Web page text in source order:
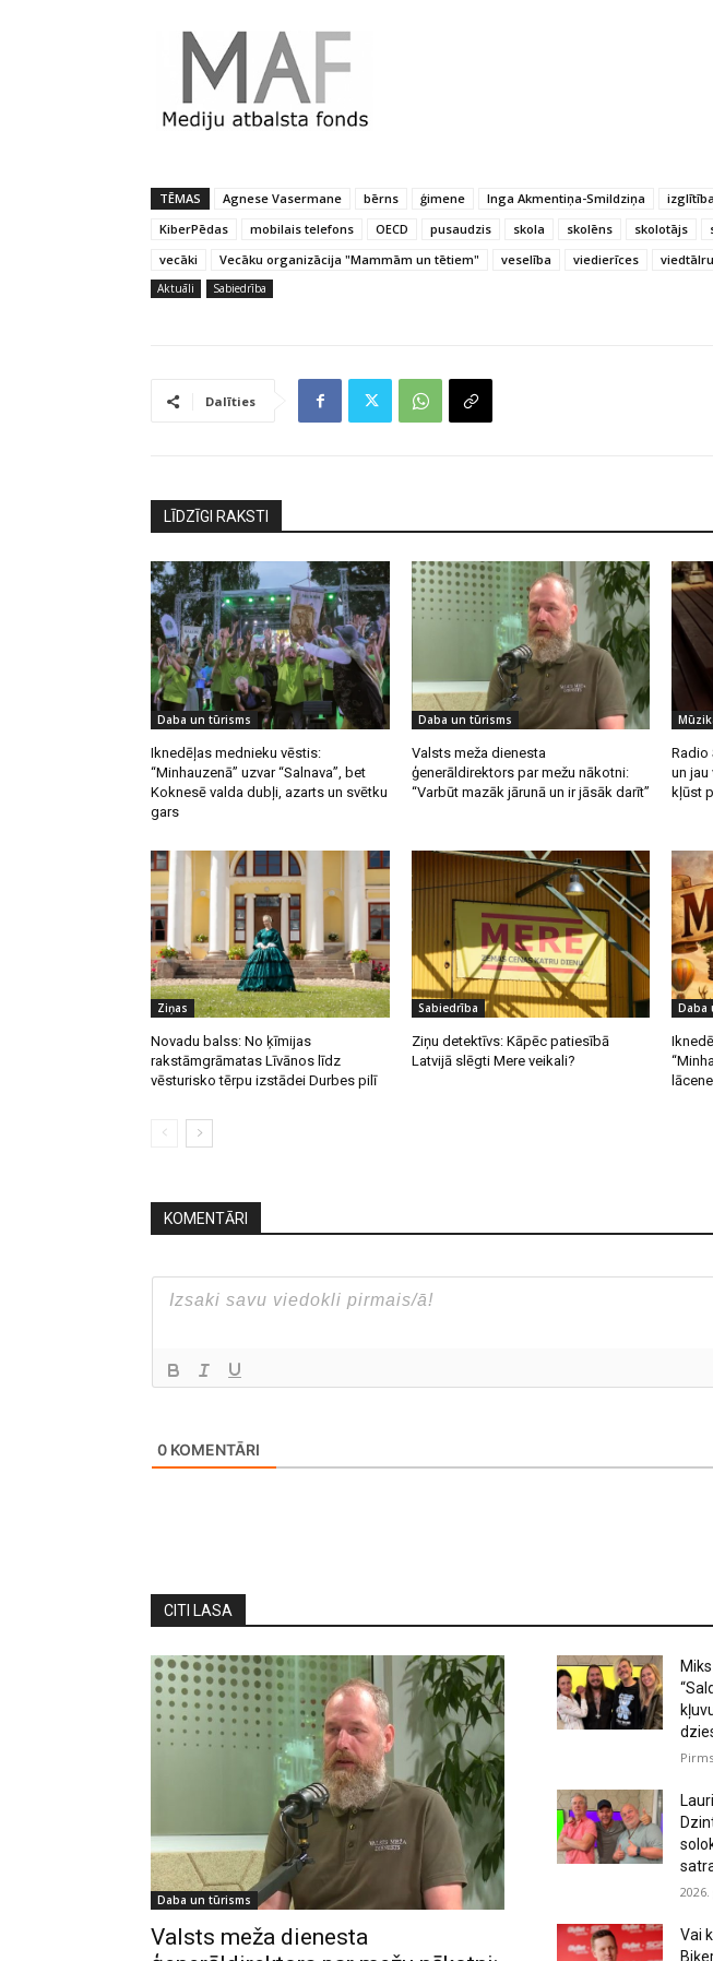
TĒMAS Agnese Vasermane bērns ģimene Inga Akmentiņa-Smildziņa izglītība
KiberPēdas
mobilais telefons OECD pusaudzis skola skolēns skolotājs
vecāki
Vecāku organizācija "Mammām un tētiem" veselība viedierīces
Aktuāli Sabiedrība
Dalīties
LĪDZĪGI RAKSTI
Daba un tūrisms
Iknedēļas mednieku vēstis:
“Minhauzenā” uzvar “Salnava”, bet
Koknesē valda dubļi, azarts un svētku
gars
Daba un tūrisms
Valsts meža dienesta
ģenerāldirektors par mežu nākotni:
“Varbūt mazāk jārunā un ir jāsāk darīt”
Radio
un jau
kļūst
Ziņas
Novadu balss: No ķīmijas
rakstāmgrāmatas Līvānos līdz
vēsturisko tērpu izstādei Durbes pilī
Sabiedrība
Ziņu detektīvs: Kāpēc patiesībā
Latvijā slēgti Mere veikali?
Daba
KOMENTĀRI
0 KOMENTĀRI
CITI LASA
Daba un tūrisms
Valsts meža dienesta
Vai